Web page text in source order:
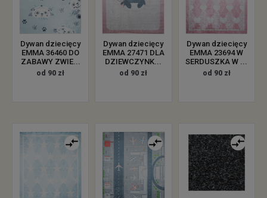
Dywan dziecięcy
EMMA 36460 DO
ZABAWY ZWIE...
od 90 zł
Dywan dziecięcy
EMMA 27471 DLA
DZIEWCZYNK...
od 90 zł
Dywan dziecięcy
EMMA 23694 W
SERDUSZKA W ...
od 90 zł